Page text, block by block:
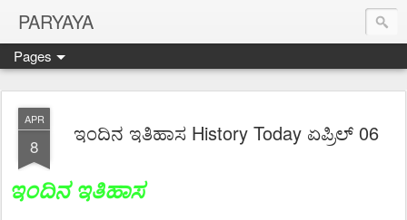
PARYAYA
Pages
APR
8
ಇಂದಿನ ಇತಿಹಾಸ History Today ಏಪ್ರಿಲ್ 06
ಇಂದಿನ ಇತಿಹಾಸ